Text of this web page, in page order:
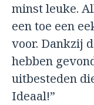
minst leuke.
een toe een
voor. Dankzij
hebben
uitbesteden
Ideaal!”